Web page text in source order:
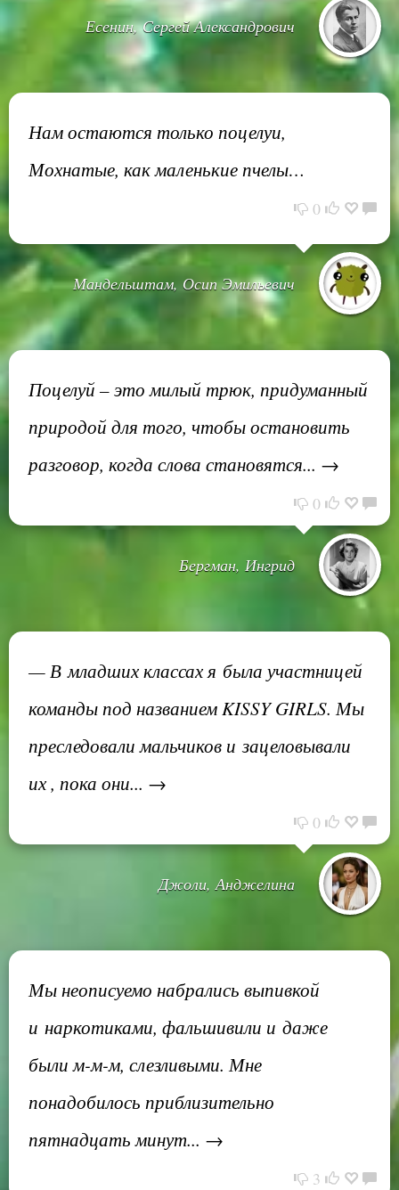
Есенин, Сергей Александрович
Нам остаются только поцелуи,
Мохнатые, как маленькие пчелы…
0
Мандельштам, Осип Эмильевич
Поцелуй – это милый трюк, придуманный
природой для того, чтобы остановить
разговор, когда слова становятся... →
0
Бергман, Ингрид
— В младших классах я была участницей
команды под названием KISSY GIRLS. Мы
преследовали мальчиков и зацеловывали
их , пока они... →
0
Джоли, Анджелина
Мы неописуемо набрались выпивкой
и наркотиками, фальшивили и даже
были м-м-м, слезливыми. Мне
понадобилось приблизительно
пятнадцать минут... →
3